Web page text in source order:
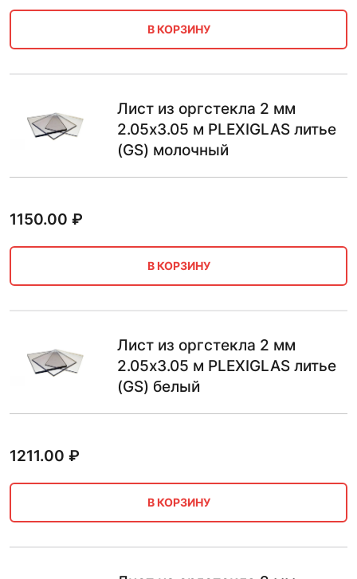
В КОРЗИНУ
Лист из оргстекла 2 мм
2.05х3.05 м PLEXIGLAS литье
(GS) молочный
1150.00 ₽
В КОРЗИНУ
Лист из оргстекла 2 мм
2.05х3.05 м PLEXIGLAS литье
(GS) белый
1211.00 ₽
В КОРЗИНУ